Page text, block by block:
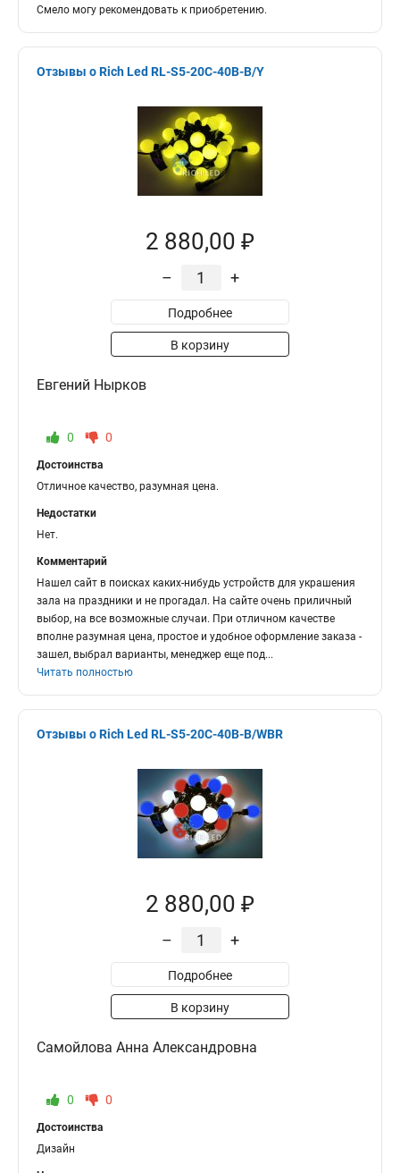
Смело могу рекомендовать к приобретению.
Отзывы о Rich Led RL-S5-20C-40B-B/Y
2 880,00 ₽
– +
Подробнее
В корзину
Евгений Нырков
0 0
Достоинства
Отличное качество, разумная цена.
Недостатки
Нет.
Комментарий
Нашел сайт в поисках каких-нибудь устройств для украшения
зала на праздники и не прогадал. На сайте очень приличный
выбор, на все возможные случаи. При отличном качестве
вполне разумная цена, простое и удобное оформление заказа -
зашел, выбрал варианты, менеджер еще под...
Читать полностью
Отзывы о Rich Led RL-S5-20C-40B-B/WBR
2 880,00 ₽
– +
Подробнее
В корзину
Самойлова Анна Александровна
0 0
Достоинства
Дизайн